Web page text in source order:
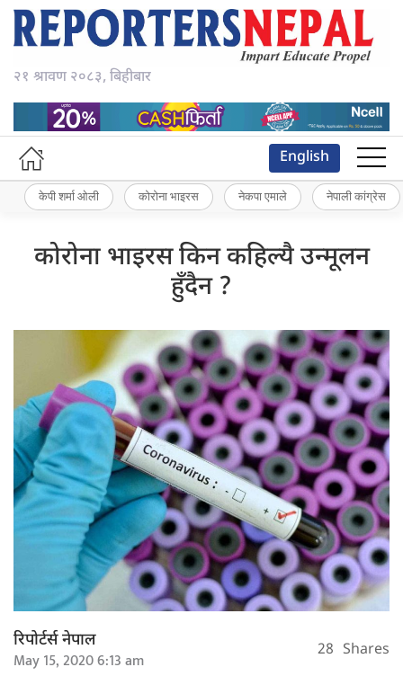
२१ श्रावण २०८३, बिहीबार
English
केपी शर्मा ओली कोरोना भाइरस नेकपा एमाले नेपाली कांग्रेस
कोरोना भाइरस किन कहिल्यै उन्मूलन
हुँदैन ?
रिपोर्टर्स नेपाल
May 15, 2020 6:13 am 28 Shares